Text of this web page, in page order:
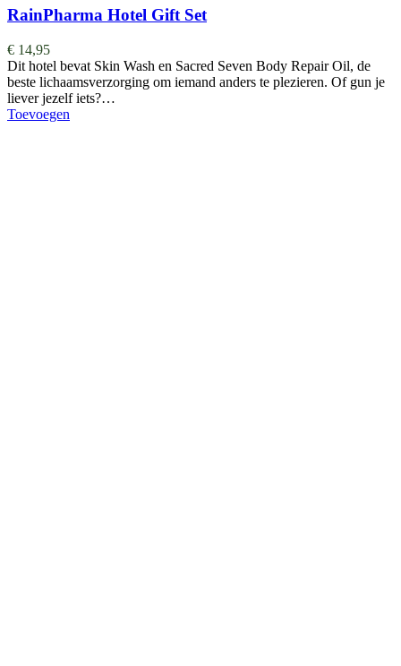
RainPharma Hotel Gift Set
€ 14,95
Dit hotel bevat Skin Wash en Sacred Seven Body Repair Oil, de
beste lichaamsverzorging om iemand anders te plezieren. Of gun je
liever jezelf iets?…
Toevoegen